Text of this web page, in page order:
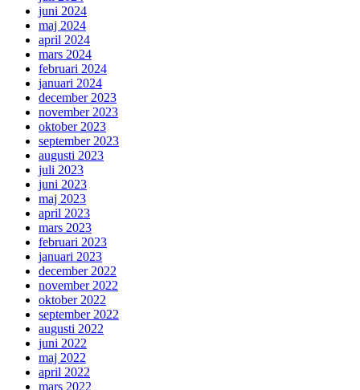
juni 2024
maj 2024
april 2024
mars 2024
februari 2024
januari 2024
december 2023
november 2023
oktober 2023
september 2023
augusti 2023
juli 2023
juni 2023
maj 2023
april 2023
mars 2023
februari 2023
januari 2023
december 2022
november 2022
oktober 2022
september 2022
augusti 2022
juni 2022
maj 2022
april 2022
mars 2022